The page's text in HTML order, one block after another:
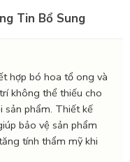
Tin Bổ Sung
hợp bó hoa tổ ong và
không thể thiếu cho
sản phẩm. Thiết kế
bảo vệ sản phẩm
tính thẩm mỹ khi